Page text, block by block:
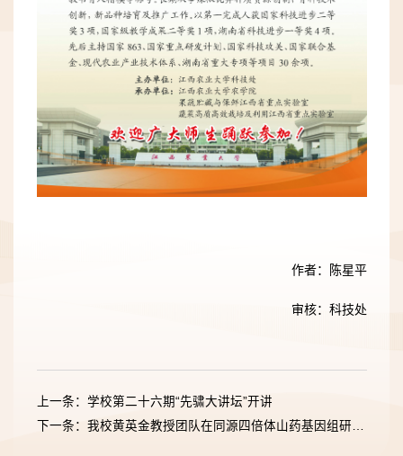
作者：陈星平
审核：科技处
上一条：学校第二十六期“先骕大讲坛”开讲